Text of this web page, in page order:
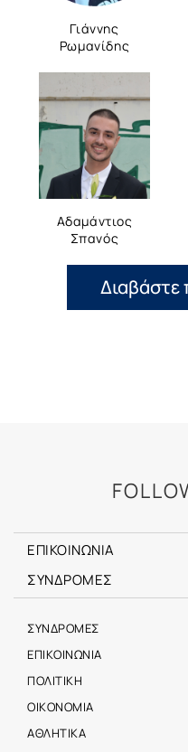
Γιάννης
Ρωμανίδης
Αδαμάντιος
Σπανός
Διαβάστε
ΕΠΙΚΟΙΝΩΝΙΑ
ΣΥΝΔΡΟΜΕΣ
ΣΥΝΔΡΟΜΕΣ
ΕΠΙΚΟΙΝΩΝΙΑ
ΠΟΛΙΤΙΚΗ
ΟΙΚΟΝΟΜΙΑ
ΑΘΛΗΤΙΚΑ